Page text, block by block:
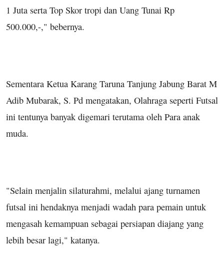
1 Juta serta Top Skor tropi dan Uang Tunai Rp
500.000,-," bebernya.
Sementara Ketua Karang Taruna Tanjung Jabung Barat M
Adib Mubarak, S. Pd mengatakan, Olahraga seperti Futsal
ini tentunya banyak digemari terutama oleh Para anak
muda.
"Selain menjalin silaturahmi, melalui ajang turnamen
futsal ini hendaknya menjadi wadah para pemain untuk
mengasah kemampuan sebagai persiapan diajang yang
lebih besar lagi," katanya.